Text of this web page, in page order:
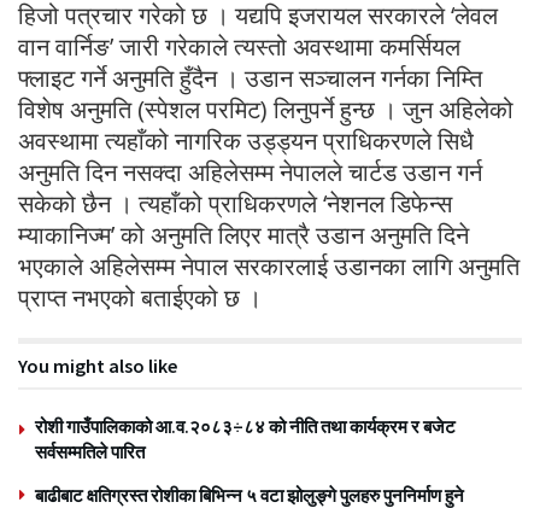
हिजो पत्रचार गरेको छ । यद्यपि इजरायल सरकारले ‘लेवल
वान वार्निङ’ जारी गरेकाले त्यस्तो अवस्थामा कमर्सियल
फ्लाइट गर्ने अनुमति हुँदैन । उडान सञ्चालन गर्नका निम्ति
विशेष अनुमति (स्पेशल परमिट) लिनुपर्ने हुन्छ । जुन अहिलेको
अवस्थामा त्यहाँको नागरिक उड्ड्यन प्राधिकरणले सिधै
अनुमति दिन नसक्दा अहिलेसम्म नेपालले चार्टड उडान गर्न
सकेको छैन । त्यहाँको प्राधिकरणले ‘नेशनल डिफेन्स
म्याकानिज्म’ को अनुमति लिएर मात्रै उडान अनुमति दिने
भएकाले अहिलेसम्म नेपाल सरकारलाई उडानका लागि अनुमति
प्राप्त नभएको बताईएको छ ।
You might also like
रोशी गाउँपालिकाको आ.व.२०८३÷८४ को नीति तथा कार्यक्रम र बजेट
सर्वसम्मतिले पारित
बाढीबाट क्षतिग्रस्त रोशीका बिभिन्न ५ वटा झोलुङ्गे पुलहरु पुननिर्माण हुने